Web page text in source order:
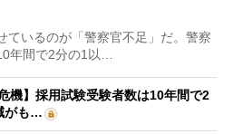
いるのが「警察官不足」だ。警察
年間で2分の1以…
機】採用試験受験者数は10年間で2
がも…